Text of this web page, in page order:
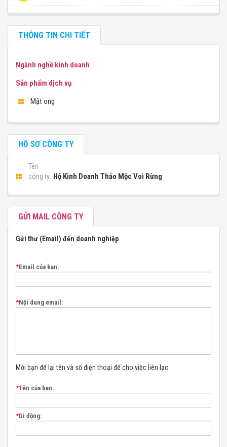
THÔNG TIN CHI TIẾT
Ngành nghề kinh doanh
Sản phẩm dịch vụ
Mật ong
HỒ SƠ CÔNG TY
Tên
công ty: Hộ Kinh Doanh Thảo Mộc Voi Rừng
GỬI MAIL CÔNG TY
Gửi thư (Email) đến doanh nghiệp
*Email của bạn:
*Nội dung email:
Mời bạn để lại tên và số điện thoại để cho việc liên lạc
*Tên của bạn:
*Di động: